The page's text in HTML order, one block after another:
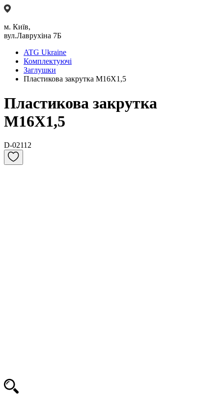
м. Київ,
вул.Лаврухіна 7Б
ATG Ukraine
Комплектуючі
Заглушки
Пластикова закрутка M16X1,5
Пластикова закрутка
M16X1,5
D-02112